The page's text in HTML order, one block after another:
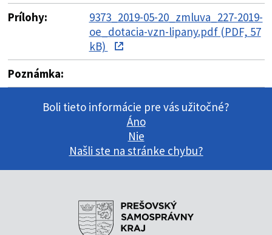
Prílohy:
9373_2019-05-20_zmluva_227-2019-
oe_dotacia-vzn-lipany.pdf (PDF, 57
kB)
Poznámka:
Boli tieto informácie pre vás užitočné?
Áno
Nie
Našli ste na stránke chybu?